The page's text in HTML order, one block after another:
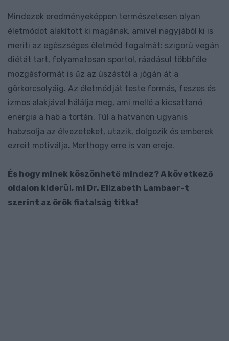
Mindezek eredményeképpen természetesen olyan
életmódot alakított ki magának, amivel nagyjából ki is
meríti az egészséges életmód fogalmát: szigorú vegán
diétát tart, folyamatosan sportol, ráadásul többféle
mozgásformát is űz az úszástól a jógán át a
görkorcsolyáig. Az életmódját teste formás, feszes és
izmos alakjával hálálja meg, ami mellé a kicsattanó
energia a hab a tortán. Túl a hatvanon ugyanis
habzsolja az élvezeteket, utazik, dolgozik és emberek
ezreit motiválja. Merthogy erre is van ereje.
És hogy minek köszönhető mindez? A következő
oldalon kiderül, mi Dr. Elizabeth Lambaer-t
szerint az örök fiatalság titka!